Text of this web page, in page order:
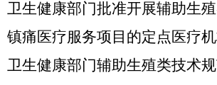
卫生健康部门批准开展辅助生
镇痛医疗服务项目的定点医疗
卫生健康部门辅助生殖类技术